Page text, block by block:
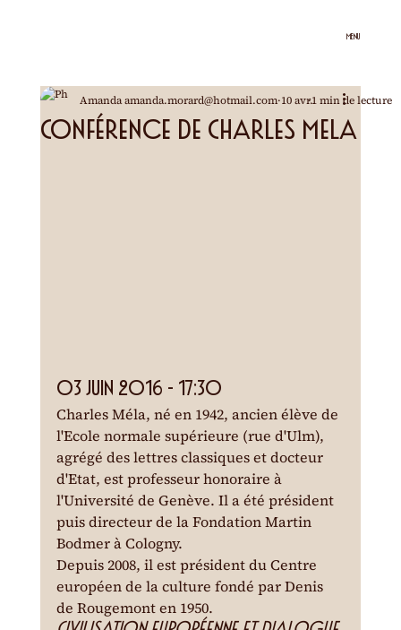
MENU
Conférence de Charles Mela
Amanda amanda.morard@hotmail.com 10 avr.1 min de lecture
03 juin 2016 - 17:30
Charles Méla, né en 1942, ancien élève de
l'Ecole normale supérieure (rue d'Ulm),
agrégé des lettres classiques et docteur
d'Etat, est professeur honoraire à
l'Université de Genève. Il a été président
puis directeur de la Fondation Martin
Bodmer à Cologny.
Depuis 2008, il est président du Centre
européen de la culture fondé par Denis
de Rougemont en 1950.